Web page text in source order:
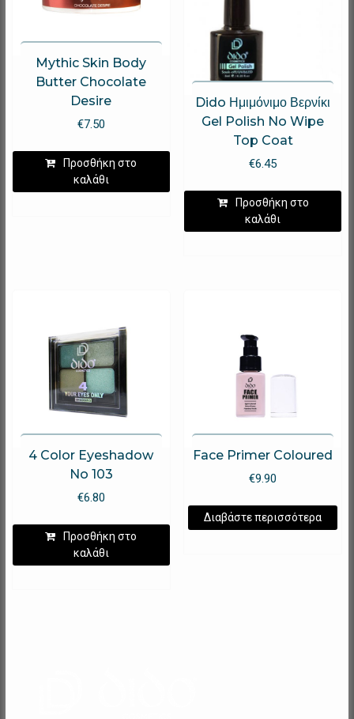
Mythic Skin Body
Butter Chocolate
Desire
€7.50
Προσθήκη στο
καλάθι
Dido Ημιμόνιμο Βερνίκι
Gel Polish No Wipe
Top Coat
€6.45
Προσθήκη στο
καλάθι
4 Color Eyeshadow
No 103
€6.80
Προσθήκη στο
καλάθι
Face Primer Coloured
€9.90
Διαβάστε περισσότερα